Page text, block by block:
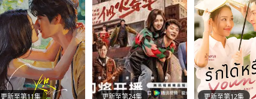
更新至第11集 更新至第24集 更新至第12集